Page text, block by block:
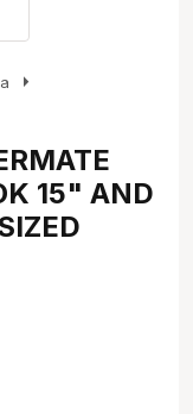
arrow_right
15" AND